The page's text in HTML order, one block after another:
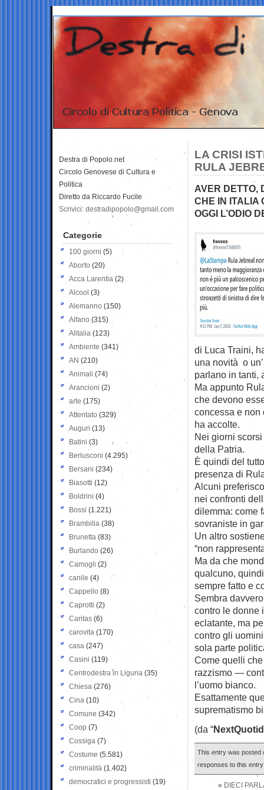
LA CRISI
RULA
AVER DETTO,
CHE IN ITALIA
OGGI L’ODIO
di Luca Traini,
una novità o
parlano in tanti,
Ma appunto
che devono
concessa e non
ha accolte.
Nei giorni
della Patria.
È quindi del
presenza di
Alcuni
nei confronti
dilemma: come
sovraniste in
Un altro
“non
Ma da che
qualcuno,
sempre fatto e
Sembra
contro le donne
eclatante, ma
contro gli
sola parte
Come quelli
razzismo —
l’uomo bianco.
Esattamente
suprematismo
(da “
This entry was posted
responses to this
« DIECI
Destra di Popolo.net
Circolo Genovese di Cultura e
Politica
Diretto da Riccardo Fucile
Scrivici: destradipopolo@gmail.com
Categorie
100 giorni (5)
Aborto (20)
Acca Larentia (2)
Alcool (3)
Alemanno (150)
Alfano (315)
Alitalia (123)
Ambiente (341)
AN (210)
Animali (74)
Arancioni (2)
arte (175)
Attentato (329)
Auguri (13)
Batini (3)
Berlusconi (4.295)
Bersani (234)
Biasotti (12)
Boldrini (4)
Bossi (1.221)
Brambilla (38)
Brunetta (83)
Burlando (26)
Camogli (2)
canile (4)
Cappello (8)
Caprotti (2)
Caritas (6)
carovita (170)
casa (247)
Casini (119)
Centrodestra in Liguria (35)
Chiesa (276)
Cina (10)
Comune (342)
Coop (7)
Cossiga (7)
Costume (5.581)
criminalità (1.402)
democratici e progressisti (19)